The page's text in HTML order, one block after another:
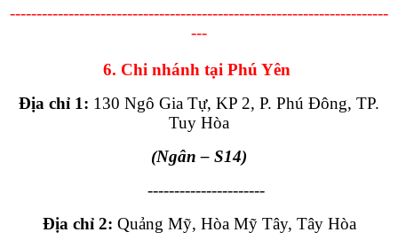
-----------------------------------------------------------------------
---
6. Chi nhánh tại Phú Yên
Địa chỉ 1: 130 Ngô Gia Tự, KP 2, P. Phú Đông, TP.
Tuy Hòa
(Ngân – S14)
----------------------
Địa chỉ 2: Quảng Mỹ, Hòa Mỹ Tây, Tây Hòa